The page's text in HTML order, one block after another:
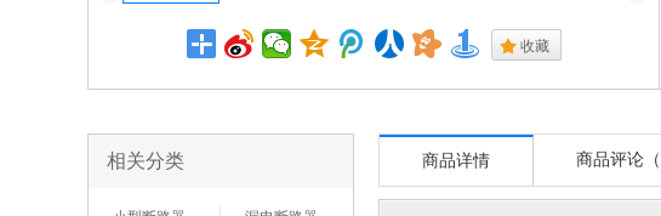
. 收藏
相关分类 商品详情 商品评论（